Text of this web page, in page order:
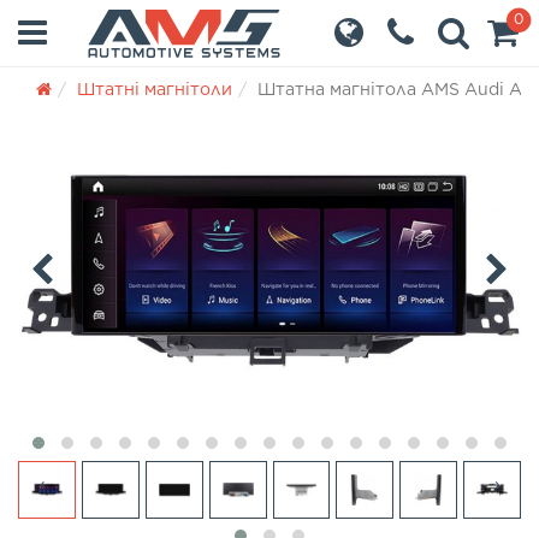
0
Штатні магнітоли Штатна магнітола AMS Audi
‹ ›